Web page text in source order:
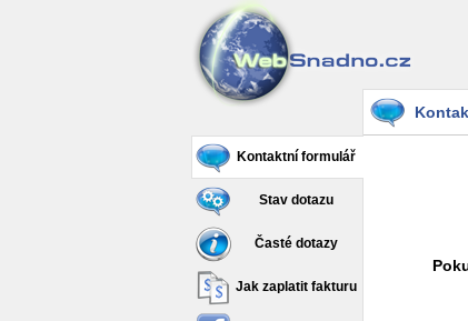
Kontaktní formulář
Stav dotazu
Časté dotazy
Jak zaplatit fakturu